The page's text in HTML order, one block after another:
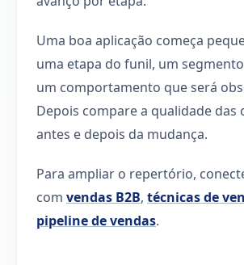
Uma boa aplicação começa
uma etapa do funil, um
um comportamento que será
Depois compare a qualidade das
antes e depois da mudança.
Para ampliar o repertório,
com vendas B2B, técnicas de
pipeline de vendas.